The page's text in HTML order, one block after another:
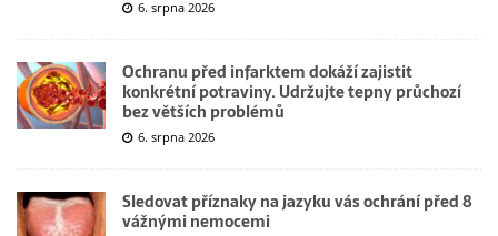
6. srpna 2026
Ochranu před infarktem dokáží zajistit
konkrétní potraviny. Udržujte tepny průchozí
bez větších problémů
6. srpna 2026
Sledovat příznaky na jazyku vás ochrání před 8
vážnými nemocemi